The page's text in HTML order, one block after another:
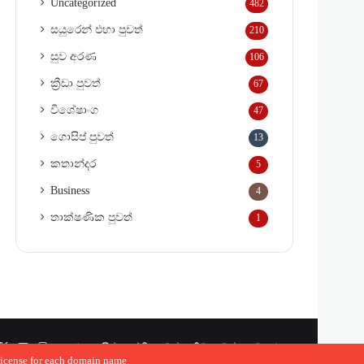
for each domain name.
Uncategorized 482
සයුරෙන් එහා පුවත් 210
සුව අරණ 106
ක්‍රීඩා පුවත් 67
විශේෂාංග 47
ගොසිප් පුවත් 13
කතාන්දර 5
Business 4
තාක්ෂණික පුවත් 1
තරු ගොසිප් දේශීය පුවත් ක්‍රීඩා පුවත් සුව අරණ
X YouTubeInstagram